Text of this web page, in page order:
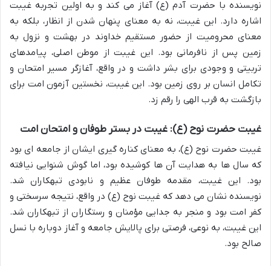
نویسنده با حضرت آدم (ع) آغاز می کند و به اولین تجربه غیبت
اشاره دارد. این غیبت، نه به معنای پنهان شدن از انظار، بلکه به
معنای محرومیت از حضور مستقیم خداوند در بهشت و نزول به
زمین پس از نافرمانی بود. این غیبت از موطن اصلی، پیامدهای
تربیتی و وجودی برای بشر داشت و در واقع، آغازگر مسیر امتحان و
تکامل انسان بر روی زمین بود. این غیبت، نخستین آزمون امت برای
بازگشت به قرب الهی را رقم زد.
غیبت حضرت نوح (ع): غیبت در بستر طوفان و امتحان امت
غیبت حضرت نوح (ع)، به معنای کناره گیری ایشان از جامعه ای بود
که سال ها به هدایت آن ها کوشیده بود، اما گوش شنوایی نیافته
بود. این غیبت، مقدمه طوفان عظیم و نابودی تبهکاران شد.
نویسنده نشان می دهد که غیبت نوح (ع) در واقع، نتیجه سرسختی و
کفر امت بود و منجر به جدایی مؤمنان و رستگاران از تبهکاران شد.
این غیبت، به نوعی، فرصتی برای پالایش جامعه و آغاز دوباره با نسل
صالح بود.